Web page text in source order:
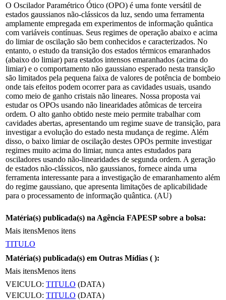
O Oscilador Paramétrico Ótico (OPO) é uma fonte versátil de
estados gaussianos não-clássicos da luz, sendo uma ferramenta
amplamente empregada em experimentos de informação quântica
com variáveis contínuas. Seus regimes de operação abaixo e acima
do limiar de oscilação são bem conhecidos e caracterizados. No
entanto, o estudo da transição dos estados térmicos emaranhados
(abaixo do limiar) para estados intensos emaranhados (acima do
limiar) e o comportamento não gaussiano esperado nesta transição
são limitados pela pequena faixa de valores de potência de bombeio
onde tais efeitos podem ocorrer para as cavidades usuais, usando
como meio de ganho cristais não lineares. Nossa proposta vai
estudar os OPOs usando não linearidades atômicas de terceira
ordem. O alto ganho obtido neste meio permite trabalhar com
cavidades abertas, apresentando um regime suave de transição, para
investigar a evolução do estado nesta mudança de regime. Além
disso, o baixo limiar de oscilação destes OPOs permite investigar
regimes muito acima do limiar, nunca antes estudados para
osciladores usando não-linearidades de segunda ordem. A geração
de estados não-clássicos, não gaussianos, fornece ainda uma
ferramenta interessante para a investigação de emaranhamento além
do regime gaussiano, que apresenta limitações de aplicabilidade
para o processamento de informação quântica. (AU)
Matéria(s) publicada(s) na Agência FAPESP sobre a bolsa:
Mais itensMenos itens
TITULO
Matéria(s) publicada(s) em Outras Mídias ( ):
Mais itensMenos itens
VEICULO: TITULO (DATA)
VEICULO: TITULO (DATA)